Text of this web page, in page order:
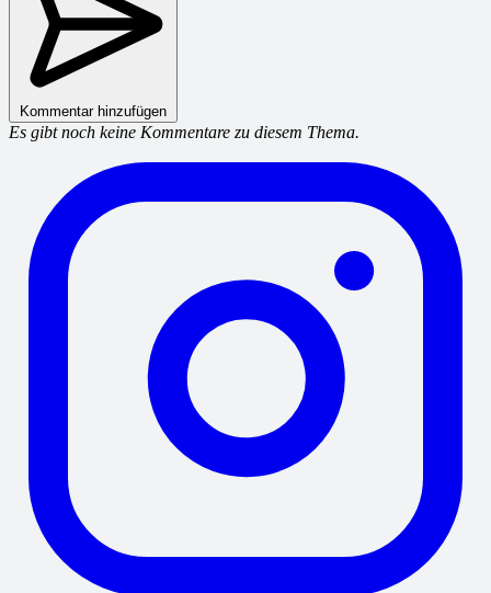
Kommentar hinzufügen
Es gibt noch keine Kommentare zu diesem Thema.